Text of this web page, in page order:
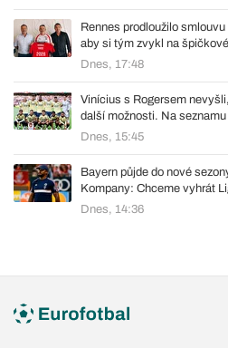
Rennes prodloužilo
aby si tým zvykl na
Dnes, 17:48
Vinícius s Rogersem
další možnosti. Na
Dnes, 15:45
Bayern půjde do nové
Kompany: Chceme vyhrát
Dnes, 14:36